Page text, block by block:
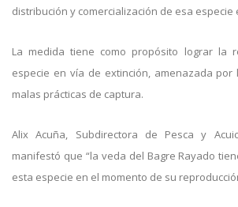
distribución y comercialización de esa especie
La medida tiene como propósito lograr la
especie en vía de extinción, amenazada
malas prácticas de captura.
Alix Acuña, Subdirectora de Pesca y
manifestó que “la veda del Bagre Rayado
esta especie en el momento de su